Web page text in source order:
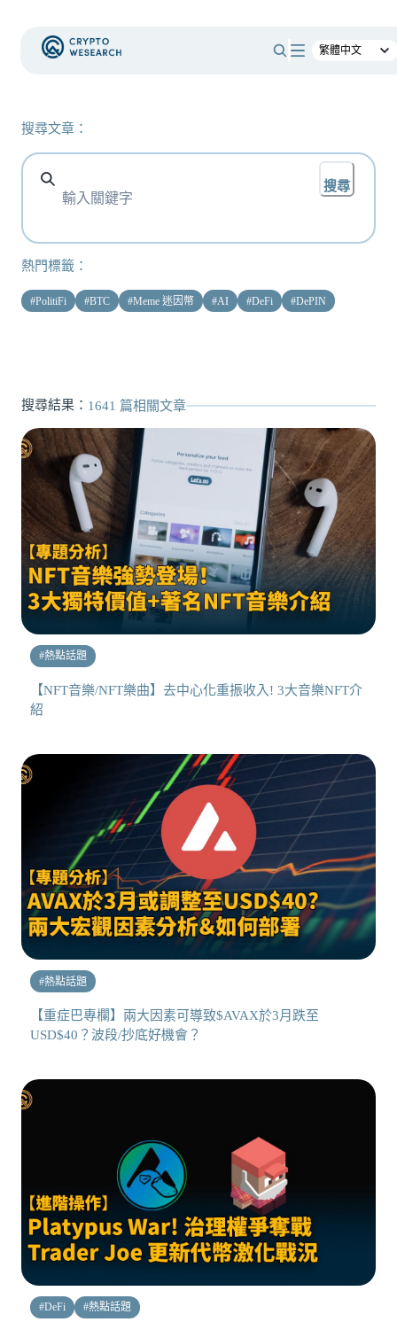
搜尋文章：
搜尋
熱門標籤：
#PolitiFi #BTC #Meme 迷因幣 #AI #DeFi #DePIN
搜尋結果： 1641 篇相關文章
#熱點話題
【NFT音樂/NFT樂曲】去中心化重振收入! 3大音樂NFT介
紹
#熱點話題
【重症巴專欄】兩大因素可導致$AVAX於3月跌至
USD$40？波段/抄底好機會？
#DeFi #熱點話題